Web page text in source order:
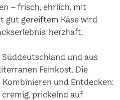
– frisch, ehrlich, mit
gut gereiftem Käse wird
herzhaft,
und aus
Feinkost. Die
und Entdecken:
prickelnd auf